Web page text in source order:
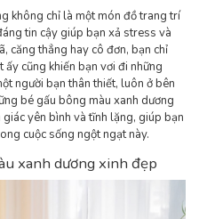
không chỉ là một món đồ trang trí
tin cậy giúp bạn xả stress và
căng thẳng hay cô đơn, bạn chỉ
ấy cũng khiến bạn vơi đi những
người bạn thân thiết, luôn ở bên
bé gấu bông màu xanh dương
yên bình và tĩnh lặng, giúp bạn
cuộc sống ngột ngạt này.
xanh dương xinh đẹp